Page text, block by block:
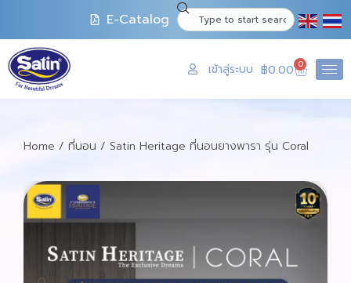
E-Catalog
เข้าสู่ระบบ ฿0.00 0
Home / ที่นอน / Satin Heritage ที่นอนยางพารา รุ่น Coral